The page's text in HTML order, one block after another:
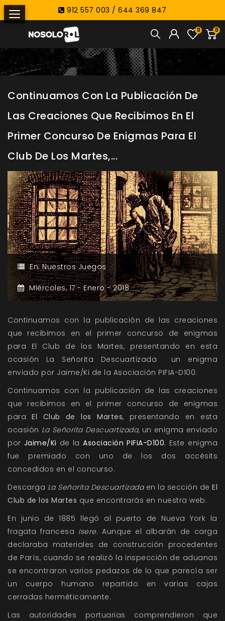
912 557 003 / 644 369 847
0
0
Continuamos Con La Publicación De
Las Creaciones Que Recibimos En El
Primer Concurso De Enigmas Para El
Club De Los Martes,...
En:Nuestros Juegos
Miércoles,17 -Enero -2018
Continuamos con la publicación de las creaciones
que recibimos en el primer concurso de enigmas
para El Club de los Martes, presentando en esta
ocasión La Señorita Descuartizada un enigma
enviado por Jaime/Ki de la Asociación PIFIA-D100.
Continuamos con la publicación de las creaciones
que recibimos en el primer concurso de enigmas
paraEl Club de los Martes, presentando en esta
ocasión La Señorita Descuartizada,un enigma enviado
por Jaime/Ki de laAsociación PIFIA-D100. Este enigma
fue premiado con uno de los dos accésits
concedidos en el concurso.
Descarga La Señorita Descuartizadaen la sección de El
Club de los Martes que encontrarás en nuestra web.
En junio de 1885 llegó al puerto de Nueva York la
fragata francesa Isere. Aunque el albarán de carga
declaraba materiales de construcción procedentes
de París, cuando se realizó la inspección de aduanas
se encontraron varios pedazos de lo que parecía ser
un cuerpo humano repartido en varias cajas
cerradas herméticamente.
Las autoridades portuarias comprendieron que